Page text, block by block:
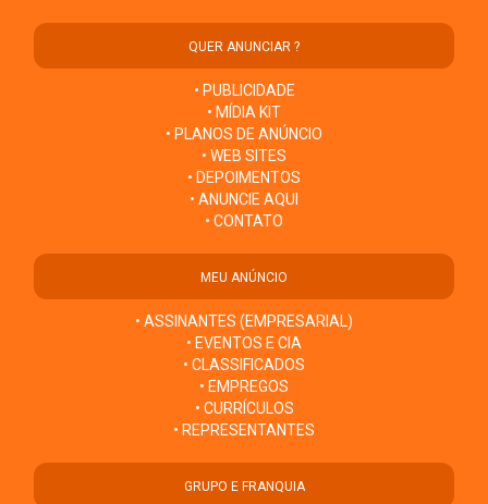
QUER ANUNCIAR ?
• PUBLICIDADE
• MÍDIA KIT
• PLANOS DE ANÚNCIO
• WEB SITES
• DEPOIMENTOS
• ANUNCIE AQUI
• CONTATO
MEU ANÚNCIO
• ASSINANTES (EMPRESARIAL)
• EVENTOS E CIA
• CLASSIFICADOS
• EMPREGOS
• CURRÍCULOS
• REPRESENTANTES
GRUPO E FRANQUIA